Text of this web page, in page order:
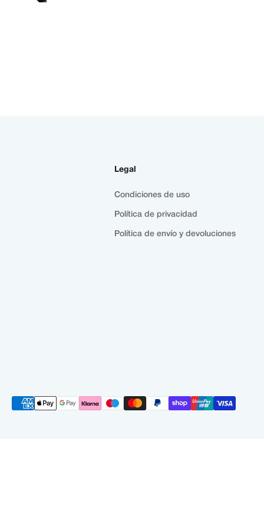
Legal
Condiciones de uso
Política de privacidad
Política de envío y devoluciones